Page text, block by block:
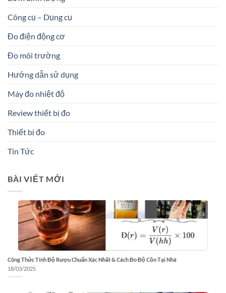
Công cụ – Dụng cụ
Đo điện động cơ
Đo môi trường
Hướng dẫn sử dụng
Máy đo nhiệt độ
Review thiết bị đo
Thiết bị đo
Tin Tức
BÀI VIẾT MỚI
Công Thức Tính Độ Rượu Chuẩn Xác Nhất & Cách Đo Độ Cồn Tại Nhà
18/03/2025